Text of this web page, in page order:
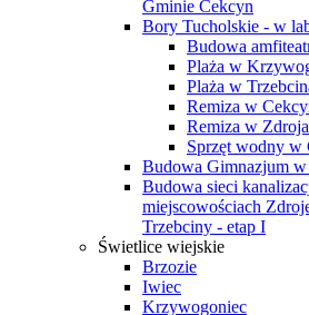
Gminie Cekcyn
Bory Tucholskie - w
Budowa
Plaża w
Plaża w
Remiza w
Remiza w
Sprzęt wodny w
Budowa Gimnazjum
Budowa sieci
miejscowościach
Trzebciny - etap I
Świetlice wiejskie
Brzozie
Iwiec
Krzywogoniec